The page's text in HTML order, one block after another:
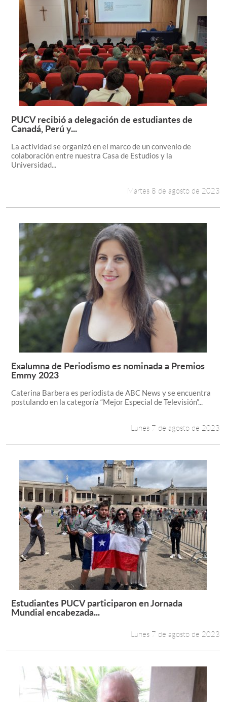
English
Leer más +
PUCV recibió a delegación de estudiantes de
Canadá, Perú y...
La actividad se organizó en el marco de un convenio de
colaboración entre nuestra Casa de Estudios y la
Universidad...
Martes 8 de agosto de 2023
Leer más +
Exalumna de Periodismo es nominada a Premios
Emmy 2023
Caterina Barbera es periodista de ABC News y se encuentra
postulando en la categoría “Mejor Especial de Televisión”...
Lunes 7 de agosto de 2023
Leer más +
Estudiantes PUCV participaron en Jornada
Mundial encabezada...
Lunes 7 de agosto de 2023